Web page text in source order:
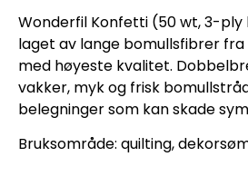
Wonderfil Konfetti (50 wt, 3-
laget av lange bomullsfibrer
med høyeste kvalitet.
vakker, myk og frisk
belegninger som kan skade
Bruksområde: quilting,